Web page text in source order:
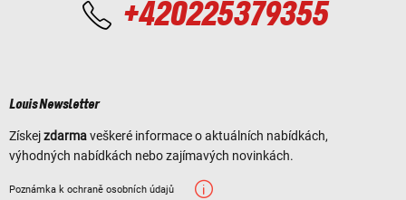
+420225379355
Louis Newsletter
Získejzdarmaveškeré informace o aktuálních nabídkách,
výhodných nabídkách nebo zajímavých novinkách.
Poznámka k ochraně osobních údajů